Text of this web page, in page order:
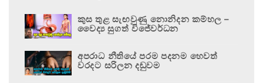
කුස තුළ සැඟවුණු නොනිදන කම්හල –
වෛද්‍ය සුගත් විජේවර්ධන
අපරාධ නීතියේ පරම පදනම හෙවත්
වරදට සරිලන දඬුවම